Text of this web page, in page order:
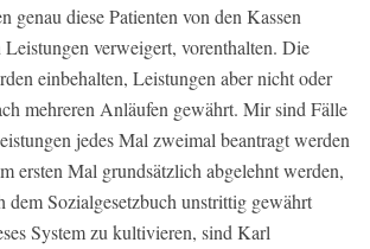
genau diese Patienten von den Kassen
Leistungen verweigert, vorenthalten. Die
einbehalten, Leistungen aber nicht oder
mehreren Anläufen gewährt. Mir sind Fälle
jedes Mal zweimal beantragt werden
ersten Mal grundsätzlich abgelehnt werden,
dem Sozialgesetzbuch unstrittig gewährt
System zu kultivieren, sind Karl